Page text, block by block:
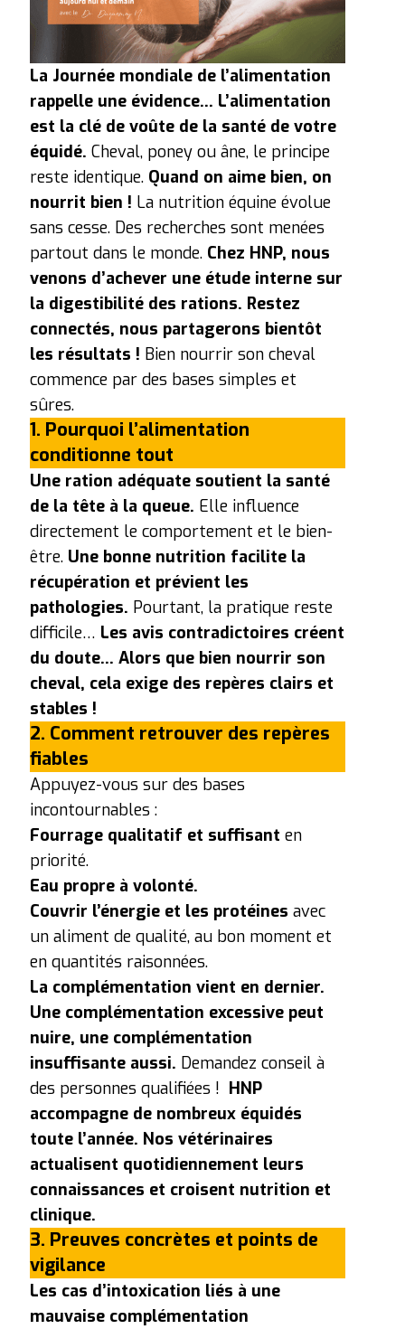
La Journée mondiale de l’alimentation
rappelle une évidence… L’alimentation
est la clé de voûte de la santé de votre
équidé. Cheval, poney ou âne, le principe
reste identique. Quand on aime bien, on
nourrit bien ! La nutrition équine évolue
sans cesse. Des recherches sont menées
partout dans le monde. Chez HNP, nous
venons d’achever une étude interne sur
la digestibilité des rations. Restez
connectés, nous partagerons bientôt
les résultats ! Bien nourrir son cheval
commence par des bases simples et
sûres.
1. Pourquoi l’alimentation
conditionne tout
Une ration adéquate soutient la santé
de la tête à la queue. Elle influence
directement le comportement et le bien-
être. Une bonne nutrition facilite la
récupération et prévient les
pathologies. Pourtant, la pratique reste
difficile… Les avis contradictoires créent
du doute… Alors que bien nourrir son
cheval, cela exige des repères clairs et
stables !
2. Comment retrouver des repères
fiables
Appuyez-vous sur des bases
incontournables :
Fourrage qualitatif et suffisant en
priorité.
Eau propre à volonté.
Couvrir l’énergie et les protéines avec
un aliment de qualité, au bon moment et
en quantités raisonnées.
La complémentation vient en dernier.
Une complémentation excessive peut
nuire, une complémentation
insuffisante aussi. Demandez conseil à
des personnes qualifiées ! HNP
accompagne de nombreux équidés
toute l’année. Nos vétérinaires
actualisent quotidiennement leurs
connaissances et croisent nutrition et
clinique.
3. Preuves concrètes et points de
vigilance
Les cas d’intoxication liés à une
mauvaise complémentation